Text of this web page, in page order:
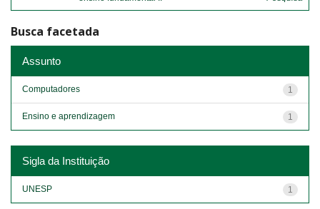
Busca facetada
Assunto
1
Computadores
1
Ensino e aprendizagem
Sigla da Instituição
1
UNESP